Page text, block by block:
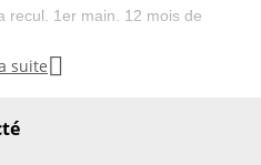
recul. 1er main. 12 mois de
suite 